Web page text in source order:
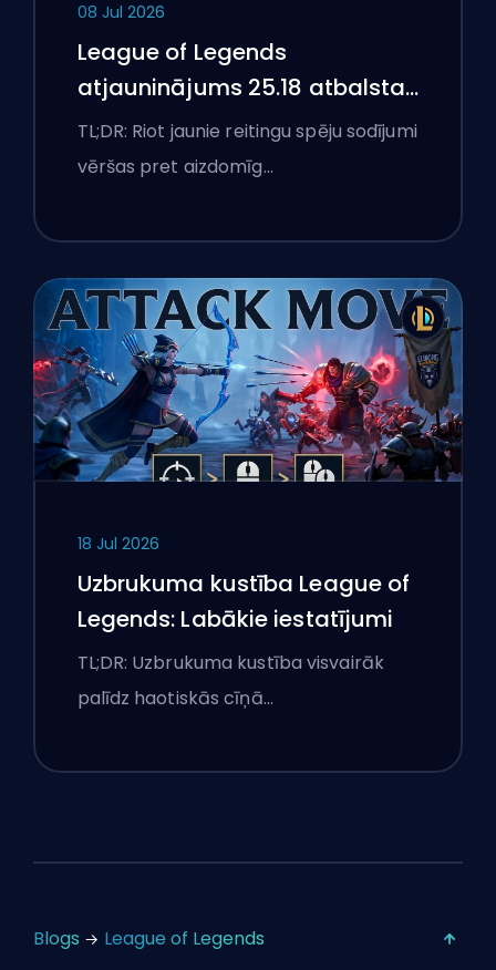
08 Jul 2026
League of Legends
atjauninājums 25.18 atbalsta
aizliegumus un boostēšanas
karogus
TL;DR: Riot jaunie reitingu spēju sodījumi
vēršas pret aizdomīg…
18 Jul 2026
Uzbrukuma kustība League of
Legends: Labākie iestatījumi
TL;DR: Uzbrukuma kustība visvairāk
palīdz haotiskās cīņā…
Blogs League of Legends